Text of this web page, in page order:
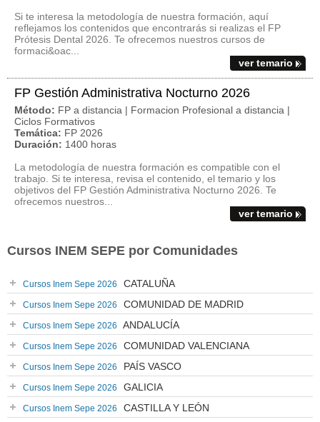
Si te interesa la metodología de nuestra formación, aquí
reflejamos los contenidos que encontrarás si realizas el FP
Prótesis Dental 2026. Te ofrecemos nuestros cursos de
formaci&oac...
ver temario
FP Gestión Administrativa Nocturno 2026
Método: FP a distancia | Formacion Profesional a distancia |
Ciclos Formativos
Temática: FP 2026
Duración: 1400 horas
La metodología de nuestra formación es compatible con el
trabajo. Si te interesa, revisa el contenido, el temario y los
objetivos del FP Gestión Administrativa Nocturno 2026. Te
ofrecemos nuestros...
ver temario
Cursos INEM SEPE por Comunidades
Cursos Inem Sepe 2026 CATALUÑA
Cursos Inem Sepe 2026 COMUNIDAD DE MADRID
Cursos Inem Sepe 2026 ANDALUCÍA
Cursos Inem Sepe 2026 COMUNIDAD VALENCIANA
Cursos Inem Sepe 2026 PAÍS VASCO
Cursos Inem Sepe 2026 GALICIA
Cursos Inem Sepe 2026 CASTILLA Y LEÓN